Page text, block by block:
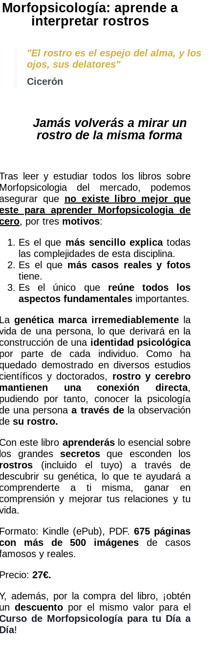
Morfopsicología: aprende a
interpretar rostros
"El rostro es el espejo del alma, y los
ojos, sus delatores"
Cicerón
Jamás volverás a mirar un
rostro de la misma forma
leer y estudiar todos los libros sobre
del mercado, podemos
que no existe libro mejor que
para aprender Morfopsicologia de
, por tres motivos:
Es el que más sencillo explicatodas
las complejidades de esta disciplina.
Es el que más casos reales y fotos
tiene.
Es el único que reúne todos los
aspectos fundamentales importantes.
genéticamarca irremediablemente la
de una persona, lo que derivará en la
de una identidad psicológica
parte de cada individuo. Como ha
demostrado en diversos estudios
y doctorados, rostro y cerebro
una conexión directa,
por tanto, conocer la psicología
una persona a través dela observación
su rostro.
este libro aprenderáslo esencial sobre
grandes secretosque esconden los
(incluido el tuyo) a través de
su genética, lo que te ayudará a
a ti misma, ganar en
y mejorar tus relaciones y tu
.
Kindle (ePub), PDF. 675 páginas
más de 500 imágenes de casos
y reales.
27€.
además, por la compra del libro, ¡obtén
descuento por el mismo valor para el
de Morfopsicología para tu Día a
!